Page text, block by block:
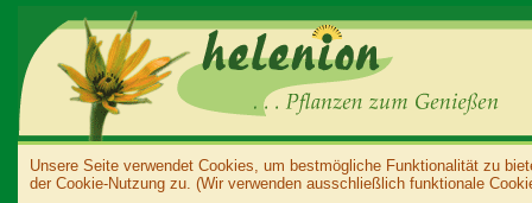
Unsere Seite verwendet Cookies, um bestmögliche Funktionalität zu
der Cookie-Nutzung zu. (Wir verwenden ausschließlich funktionale